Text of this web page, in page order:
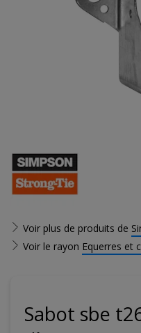
Voir plus de produits de
Voir le rayon Equerres et
Sabot sbe